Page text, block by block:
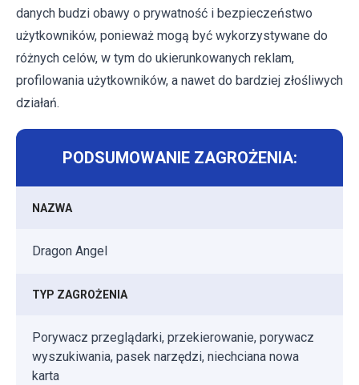
danych budzi obawy o prywatność i bezpieczeństwo
użytkowników, ponieważ mogą być wykorzystywane do
różnych celów, w tym do ukierunkowanych reklam,
profilowania użytkowników, a nawet do bardziej złośliwych
działań.
PODSUMOWANIE ZAGROŻENIA:
NAZWA
Dragon Angel
TYP ZAGROŻENIA
Porywacz przeglądarki, przekierowanie, porywacz
wyszukiwania, pasek narzędzi, niechciana nowa
karta